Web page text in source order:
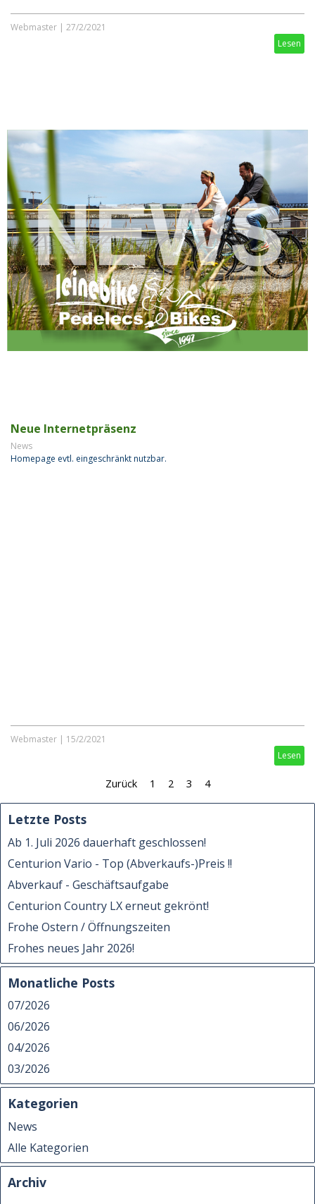
Webmaster | 27/2/2021
Lesen
Neue Internetpräsenz
News
Homepage evtl. eingeschränkt nutzbar.
Webmaster | 15/2/2021
Lesen
Zurück 1 2 3 4
Letzte Posts
Ab 1. Juli 2026 dauerhaft geschlossen!
Centurion Vario - Top (Abverkaufs-)Preis !!
Abverkauf - Geschäftsaufgabe
Centurion Country LX erneut gekrönt!
Frohe Ostern / Öffnungszeiten
Frohes neues Jahr 2026!
Monatliche Posts
07/2026
06/2026
04/2026
03/2026
Kategorien
News
Alle Kategorien
Archiv